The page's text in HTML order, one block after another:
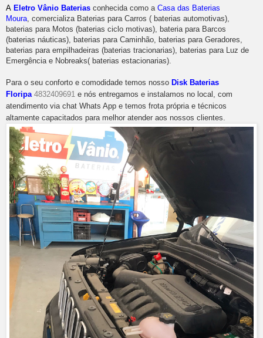
A Eletro Vânio Baterias conhecida como a Casa das Baterias
Moura, comercializa Baterias para Carros ( baterias automotivas),
baterias para Motos (baterias ciclo motivas), bateria para Barcos
(baterias náuticas), baterias para Caminhão, baterias para Geradores,
baterias para empilhadeiras (baterias tracionarias), baterias para Luz de
Emergência e Nobreaks( baterias estacionarias).
Para o seu conforto e comodidade temos nosso Disk Baterias
Floripa 4832409691 e nós entregamos e instalamos no local, com
atendimento via chat Whats App e temos frota própria e técnicos
altamente capacitados para melhor atender aos nossos clientes.